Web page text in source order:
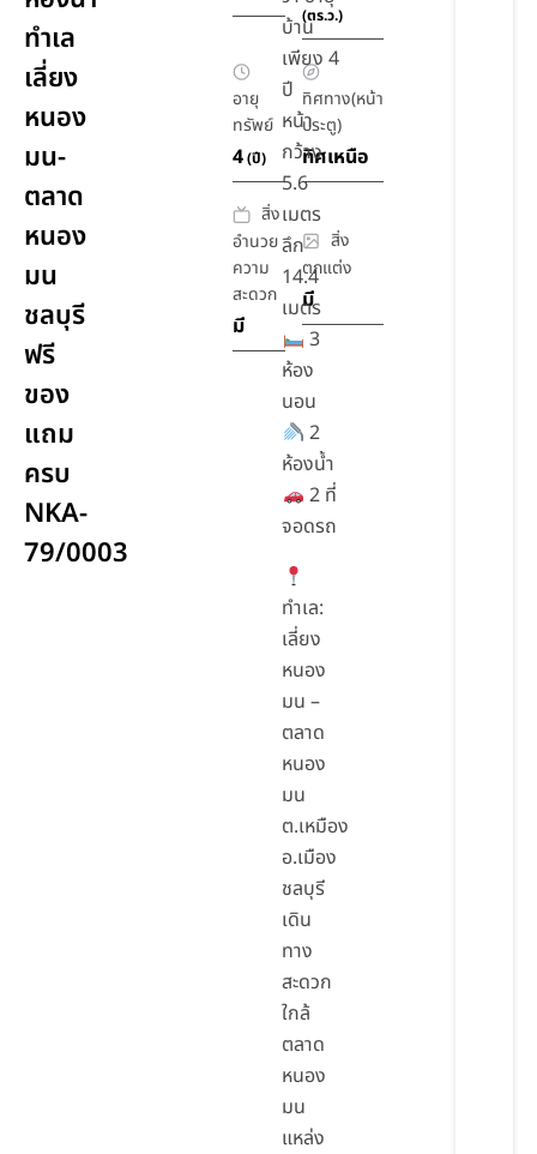
ทำเล
เลี่ยง
หนอง
มน-
ตลาด
หนอง
มน
ชลบุรี
ฟรี
ของ
แถม
ครบ
NKA-
79/0003
(ตร.ว.)
อายุ
ทรัพย์
4(ปี)
ทิศทาง(หน้า
ประตู)
ทิศเหนือ
สิ่ง
อำนวย
ความ
สะดวก
มี
สิ่ง
ตกแต่ง
มี
บ้าน
เพียง 4
ปี
หน้า
กว้าง
5.6
เมตร
ลึก
14.4
เมตร
3
ห้อง
นอน
2
ห้องน้ำ
2 ที่
จอดรถ
ทำเล:
เลี่ยง
หนอง
มน –
ตลาด
หนอง
มน
ต.เหมือง
อ.เมือง
ชลบุรี
เดิน
ทาง
สะดวก
ใกล้
ตลาด
หนอง
มน
แหล่ง